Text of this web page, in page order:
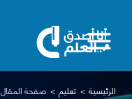
الرئيسية تعليم صفحة المقال